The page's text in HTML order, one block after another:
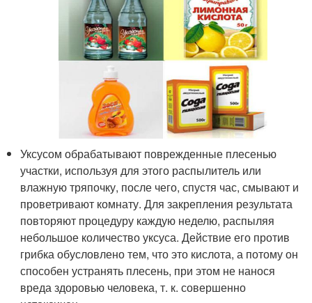
Уксусом обрабатывают поврежденные плесенью
участки, используя для этого распылитель или
влажную тряпочку, после чего, спустя час, смывают и
проветривают комнату. Для закрепления результата
повторяют процедуру каждую неделю, распыляя
небольшое количество уксуса. Действие его против
грибка обусловлено тем, что это кислота, а потому он
способен устранять плесень, при этом не нанося
вреда здоровью человека, т. к. совершенно